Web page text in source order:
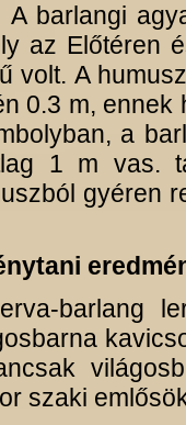
barlangi
az Előtéren
volt. A
0.3 m, ennek
a
1 m vas.
gyéren
barlang
szaki